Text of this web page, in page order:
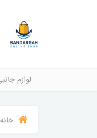
لوازم
خانه